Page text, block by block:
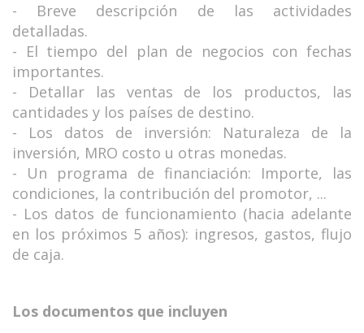
- Breve descripción de las actividades
detalladas.
- El tiempo del plan de negocios con fechas
importantes.
- Detallar las ventas de los productos, las
cantidades y los países de destino.
- Los datos de inversión: Naturaleza de la
inversión, MRO costo u otras monedas.
- Un programa de financiación: Importe, las
condiciones, la contribución del promotor, ...
- Los datos de funcionamiento (hacia adelante
en los próximos 5 años): ingresos, gastos, flujo
de caja.
Los documentos que incluyen